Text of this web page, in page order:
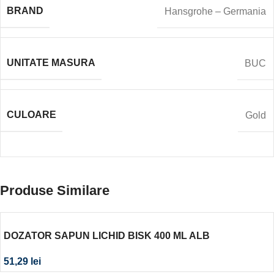
BRAND Hansgrohe – Germania
UNITATE MASURA BUC
CULOARE Gold
Produse Similare
DOZATOR SAPUN LICHID BISK 400 ML ALB
51,29 lei